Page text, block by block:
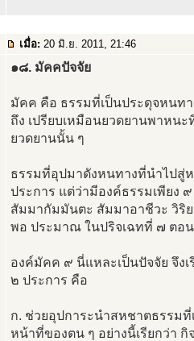
เมื่อ: 20 มิ.ย. 2011, 21:46
๑๘. มัคคปัจจัย
มัคค คือ ธรรมที่เป็นประดุจหนท
ถึง เปรียบเหมือนยวดยานพาหน
ยวดยานนั้น ๆ
ธรรมที่อุปมาดังหนทางที่นำไปสู่
ประการ แต่ว่ามีองค์ธรรมเพียง
สัมมากัมมันตะ สัมมาอาชีวะ วิริ
พอ ประมาณ ในปริจเฉทที่ ๗ ตอ
องค์มัคค ๙ นี่แหละเป็นปัจจัย จึง
๒ ประการ คือ
ก. ช่วยอุปการะนำสหชาตธรรม
หน้าที่ของตน ๆ อย่างนี้เรียกว่า กิ